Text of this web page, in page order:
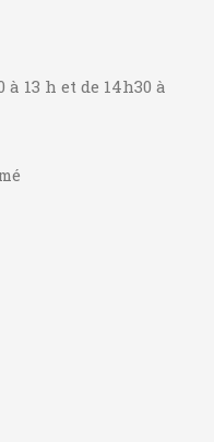
13 h et de 14h30 à